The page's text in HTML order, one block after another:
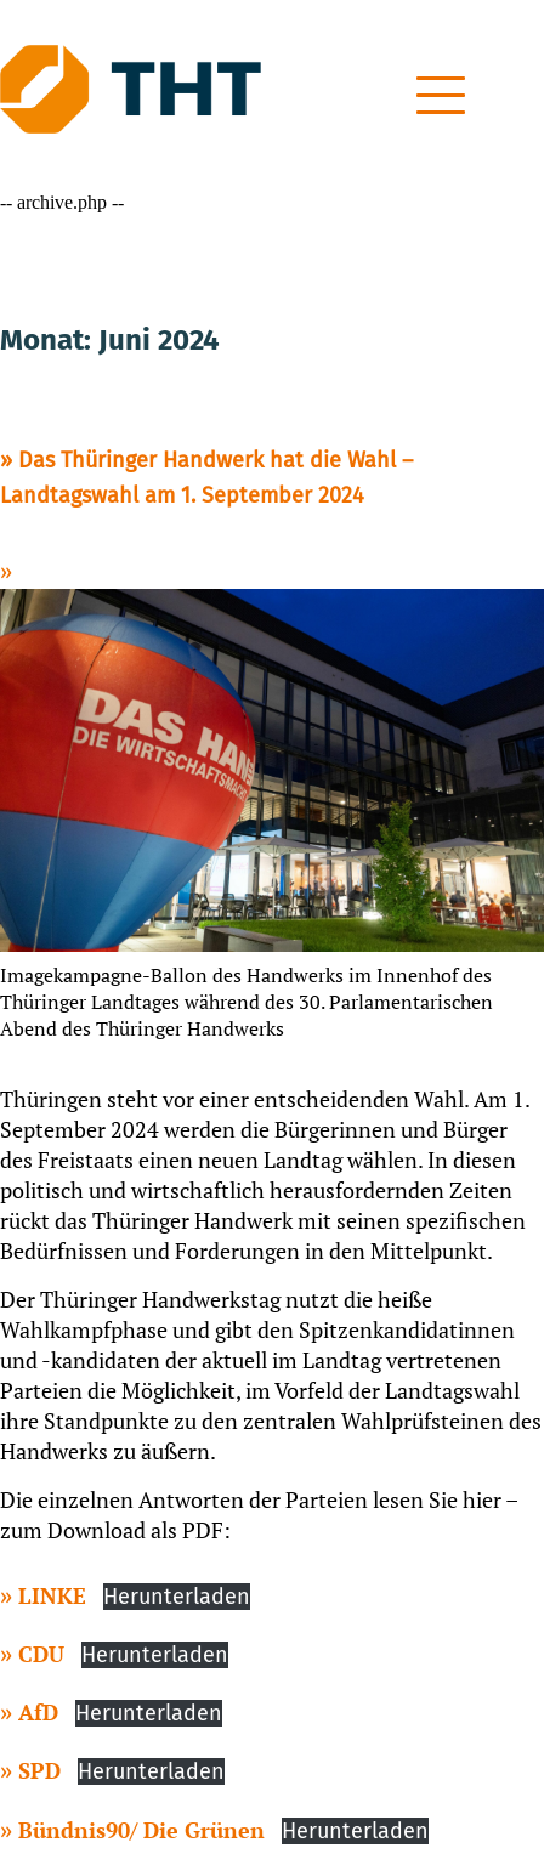
to
content
-- archive.php --
Monat: Juni 2024
Das Thüringer Handwerk hat die Wahl –
Landtagswahl am 1. September 2024
Imagekampagne-Ballon des Handwerks im Innenhof des
Thüringer Landtages während des 30. Parlamentarischen
Abend des Thüringer Handwerks
Thüringen steht vor einer entscheidenden Wahl. Am 1.
September 2024 werden die Bürgerinnen und Bürger
des Freistaats einen neuen Landtag wählen. In diesen
politisch und wirtschaftlich herausfordernden Zeiten
rückt das Thüringer Handwerk mit seinen spezifischen
Bedürfnissen und Forderungen in den Mittelpunkt.
Der Thüringer Handwerkstag nutzt die heiße
Wahlkampfphase und gibt den Spitzenkandidatinnen
und -kandidaten der aktuell im Landtag vertretenen
Parteien die Möglichkeit, im Vorfeld der Landtagswahl
ihre Standpunkte zu den zentralen Wahlprüfsteinen des
Handwerks zu äußern.
Die einzelnen Antworten der Parteien lesen Sie hier –
zum Download als PDF:
LINKE Herunterladen
CDU Herunterladen
AfD Herunterladen
SPD Herunterladen
Bündnis90/ Die Grünen Herunterladen